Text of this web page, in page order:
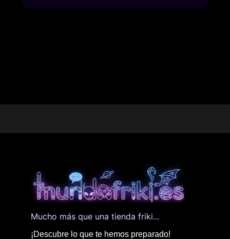
Mucho más que una tienda friki...
¡Descubre lo que te hemos preparado!